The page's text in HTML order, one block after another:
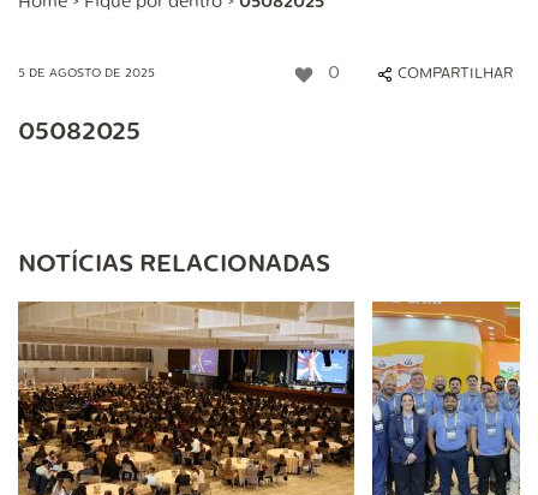
5 DE AGOSTO DE 2025 0 COMPARTILHAR
05082025
NOTÍCIAS RELACIONADAS